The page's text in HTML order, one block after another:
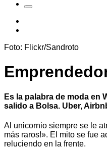
Foto: Flickr/Sandroto
Es la palabra de moda en
salido a Bolsa. Uber,
Al unicornio siempre se le
más raros!». El mito se fue
reluciendo en la frente.